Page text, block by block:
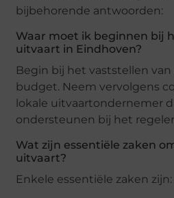
bijbehorende antwoorden:
Waar moet ik beginnen bij
uitvaart in Eindhoven?
Begin bij het vaststellen
budget. Neem vervolgens
lokale uitvaartondernemer
ondersteunen bij het
Wat zijn essentiële zaken
uitvaart?
Enkele essentiële zaken zijn: